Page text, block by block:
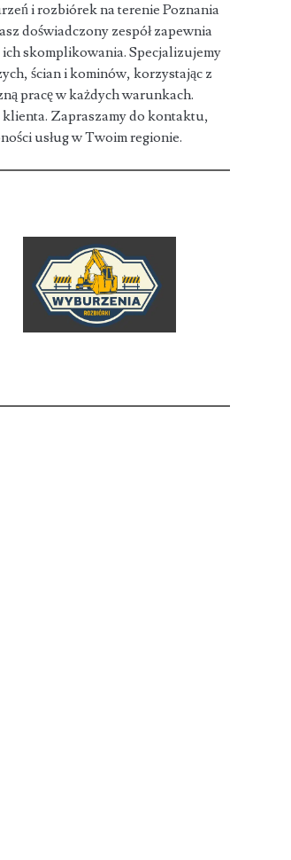
i rozbiórek na terenie Poznania
doświadczony zespół zapewnia
skomplikowania. Specjalizujemy
ścian i kominów, korzystając z
pracę w każdych warunkach.
Zapraszamy do kontaktu,
usług w Twoim regionie.